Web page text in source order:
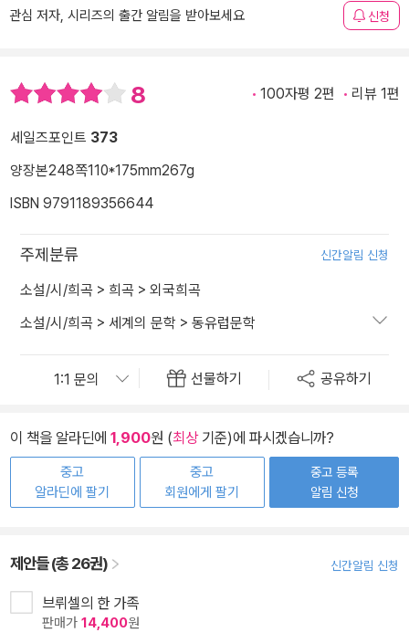
관심 저자, 시리즈의 출간 알림을 받아보세요 신청
8 100자평 2편 리뷰 1편
세일즈포인트 373
양장본248쪽110*175mm267g
ISBN 9791189356644
주제분류 신간알림 신청
소설/시/희곡 > 희곡 > 외국희곡
소설/시/희곡 > 세계의 문학 > 동유럽문학
선물하기 공유하기
이 책을 알라딘에 1,900원 (최상기준)에 파시겠습니까?
중고
알라딘에 팔기
중고
회원에게 팔기
중고 등록
알림 신청
제안들 (총 26권) 신간알림 신청
브뤼셀의 한 가족
판매가 14,400원